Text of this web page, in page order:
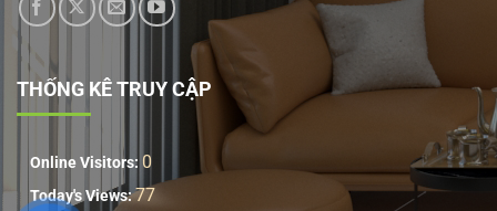
THỐNG KÊ TRUY CẬP
Online Visitors: 0
Today's Views:77